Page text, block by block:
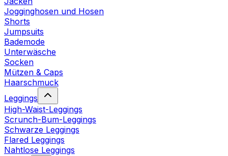
Jogginghosen und Hosen
Shorts
Jumpsuits
Bademode
Unterwäsche
Socken
Mützen & Caps
Haarschmuck
Leggings
High-Waist-Leggings
Scrunch-Bum-Leggings
Schwarze Leggings
Flared Leggings
Nahtlose Leggings